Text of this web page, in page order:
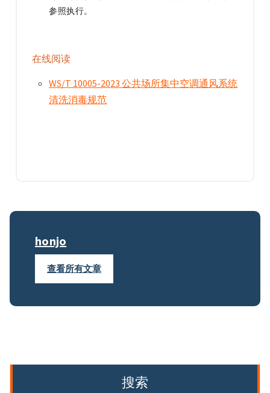
参照执行。
在线阅读
WS/T 10005-2023 公共场所集中空调通风系统
清洗消毒规范
honjo
查看所有文章
搜索